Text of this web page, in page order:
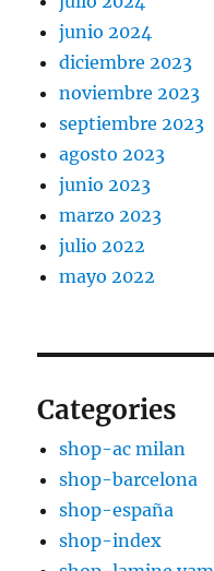
junio 2024
diciembre 2023
noviembre 2023
septiembre 2023
agosto 2023
junio 2023
marzo 2023
julio 2022
mayo 2022
Categories
shop-ac milan
shop-barcelona
shop-españa
shop-index